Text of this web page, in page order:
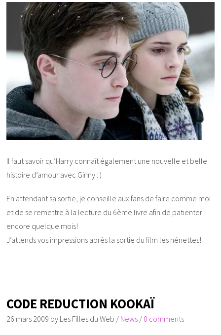
Il faut savoir qu’Harry connaît également une nouvelle et belle
histoire d’amour avec Ginny : )
En attendant sa sortie, je conseille aux fans de faire comme moi
et de se remettre à la lecture du 6ème livre afin de patienter
encore quelque mois!
J’attends vos impressions après la sortie du film les nénettes!
CODE REDUCTION KOOKAÏ
26 mars 2009 by Les Filles du Web / News / 0 comments